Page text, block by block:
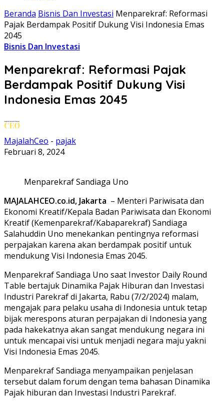
Beranda Bisnis Dan Investasi Menparekraf: Reformasi
Pajak Berdampak Positif Dukung Visi Indonesia Emas
2045
Bisnis Dan Investasi
Menparekraf: Reformasi Pajak
Berdampak Positif Dukung Visi
Indonesia Emas 2045
MajalahCeo - pajak
Februari 8, 2024
Menparekraf Sandiaga Uno
MAJALAHCEO.co.id, Jakarta – Menteri Pariwisata dan
Ekonomi Kreatif/Kepala Badan Pariwisata dan Ekonomi
Kreatif (Kemenparekraf/Kabaparekraf) Sandiaga
Salahuddin Uno menekankan pentingnya reformasi
perpajakan karena akan berdampak positif untuk
mendukung Visi Indonesia Emas 2045.
Menparekraf Sandiaga Uno saat Investor Daily Round
Table bertajuk Dinamika Pajak Hiburan dan Investasi
Industri Parekraf di Jakarta, Rabu (7/2/2024) malam,
mengajak para pelaku usaha di Indonesia untuk tetap
bijak merespons aturan perpajakan di Indonesia yang
pada hakekatnya akan sangat mendukung negara ini
untuk mencapai visi untuk menjadi negara maju yakni
Visi Indonesia Emas 2045.
Menparekraf Sandiaga menyampaikan penjelasan
tersebut dalam forum dengan tema bahasan Dinamika
Pajak hiburan dan Investasi Industri Parekraf.